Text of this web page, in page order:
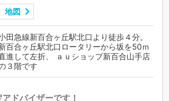
地図
田急線新百合ヶ丘駅北口より徒歩４分。
百合ヶ丘駅北口ロータリーから坂を50ｍ
進して左折、 ａｕショップ新百合山手店
３階です
ドバイザーです！